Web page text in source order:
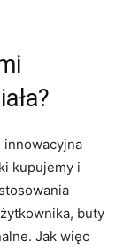
kupujemy i
buty
Jak⁤ więc⁤